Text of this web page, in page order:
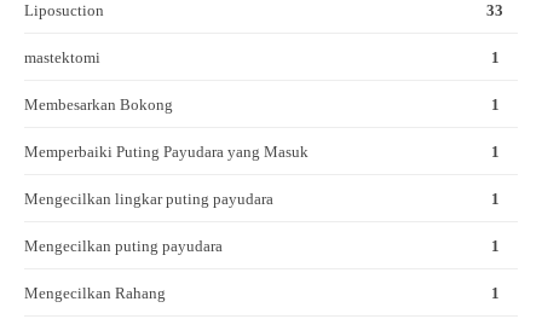
Liposuction 33
mastektomi 1
Membesarkan Bokong 1
Memperbaiki Puting Payudara yang Masuk 1
Mengecilkan lingkar puting payudara 1
Mengecilkan puting payudara 1
Mengecilkan Rahang 1